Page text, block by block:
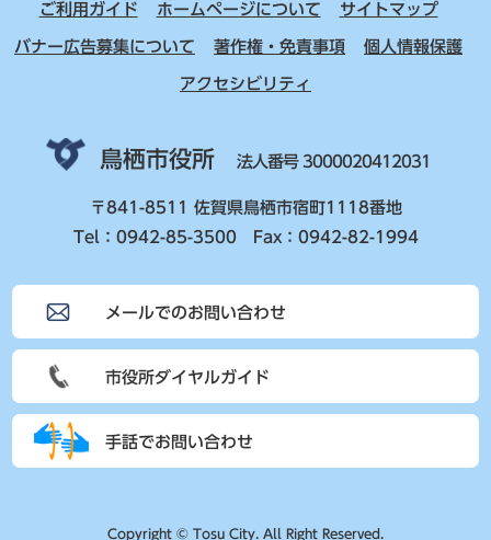
ご利用ガイド ホームページについて サイトマップ
バナー広告募集について 著作権・免責事項 個人情報保護
アクセシビリティ
鳥栖市役所 法人番号 3000020412031
〒841-8511 佐賀県鳥栖市宿町1118番地
Tel：0942-85-3500 Fax：0942-82-1994
メールでのお問い合わせ
市役所ダイヤルガイド
手話でお問い合わせ
Copyright © Tosu City. All Right Reserved.